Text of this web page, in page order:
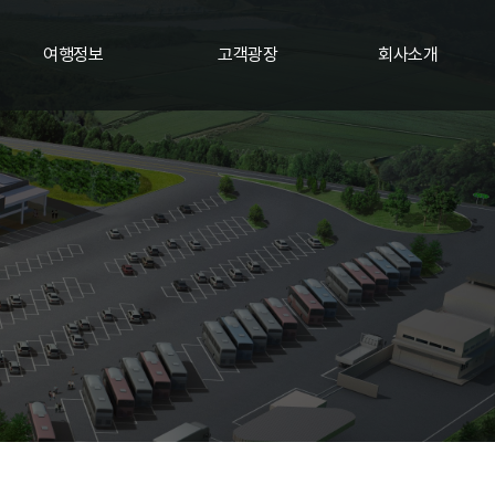
여행정보 고객광장 회사소개